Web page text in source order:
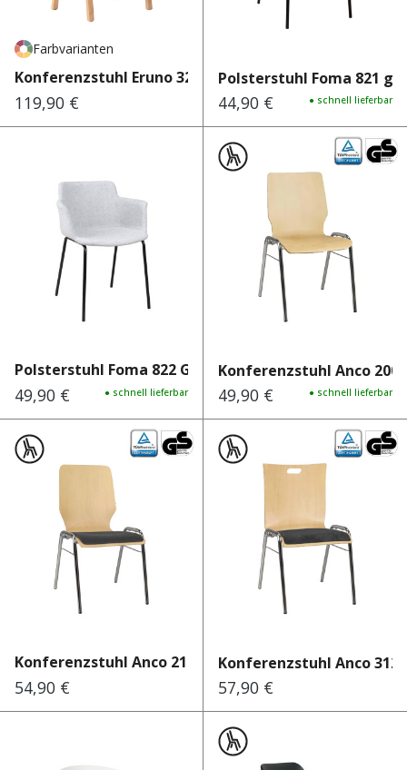
Farbvarianten
Konferenzstuhl Eruno 320 W
Regulärer Preis:
119,90 €
Polsterstuhl Foma 821
Regulärer Preis:
44,90 € ● schnell lieferbar
Polsterstuhl Foma 822 Grey
Regulärer Preis:
49,90 € ● schnell lieferbar
Konferenzstuhl Anco 200
Regulärer Preis:
49,90 € ● schnell lieferbar
Konferenzstuhl Anco 210 Lar...
Regulärer Preis:
54,90 €
Konferenzstuhl Anco 312
Regulärer Preis:
57,90 €